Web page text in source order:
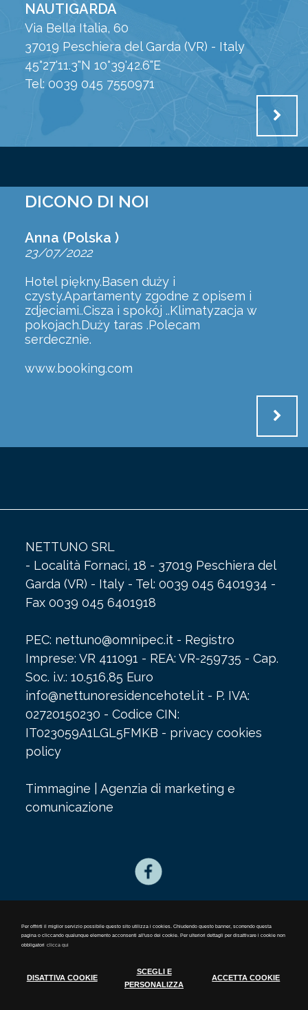
Per offrirti il miglior servizio possibile questo sito utilizza i cookies. Chiudendo questo banner, scorrendo questa
pagina o cliccando qualunque elemento acconsenti all'uso dei cookie. Per ulteriori dettagli per disattivare i cookie non
obbligatori clicca qui
DISATTIVA COOKIE
SCEGLI E
PERSONALIZZA
ACCETTA COOKIE
NAUTIGARDA
Via Bella Italia, 60
37019 Peschiera del Garda (VR) - Italy
45°27'11.3"N 10°39'42.6"E
Tel: 0039 045 7550971
DICONO DI NOI
Anna (Polska )
23/07/2022
Hotel piękny.Basen duży i
czysty.Apartamenty zgodne z opisem i
zdjeciami..Cisza i spokój ..Klimatyzacja w
pokojach.Duży taras .Polecam
serdecznie.
www.booking.com
NETTUNO SRL
- Località Fornaci, 18 - 37019 Peschiera del
Garda (VR) - Italy - Tel: 0039 045 6401934 -
Fax 0039 045 6401918
PEC: nettuno@omnipec.it - Registro
Imprese: VR 411091 - REA: VR-259735 - Cap.
Soc. i.v.: 10.516,85 Euro
info@nettunoresidencehotel.it - P. IVA:
02720150230 - Codice CIN:
IT023059A1LGL5FMKB - privacy cookies
policy
Timmagine | Agenzia di marketing e
comunicazione